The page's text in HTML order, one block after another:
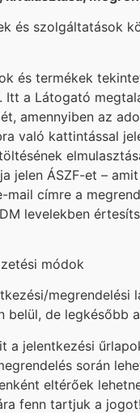
és szolgáltatások
és termékek
Itt a Látogató
amennyiben az
való kattintással
jelen ÁSZF-et –
címre a
levelekben
módok
de legkésőbb
a jelentkezési
során
eltérőek
fenn tartjuk a